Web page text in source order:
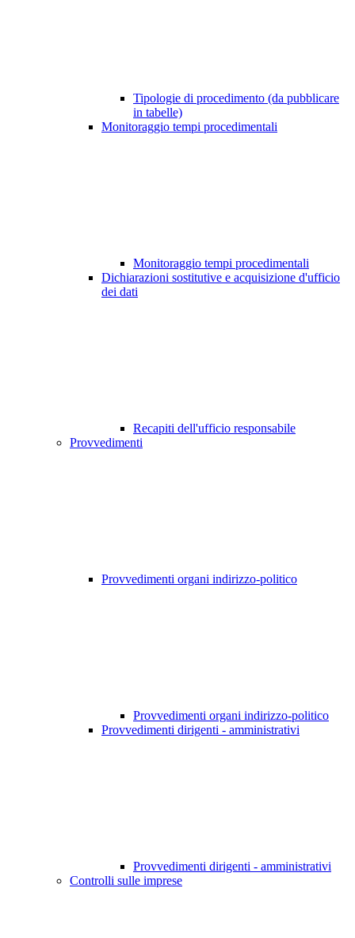
Tipologie di procedimento (da pubblicare
in tabelle)
Monitoraggio tempi procedimentali
Monitoraggio tempi procedimentali
Dichiarazioni sostitutive e acquisizione d'ufficio
dei dati
Recapiti dell'ufficio responsabile
Provvedimenti
Provvedimenti organi indirizzo-politico
Provvedimenti organi indirizzo-politico
Provvedimenti dirigenti - amministrativi
Provvedimenti dirigenti - amministrativi
Controlli sulle imprese